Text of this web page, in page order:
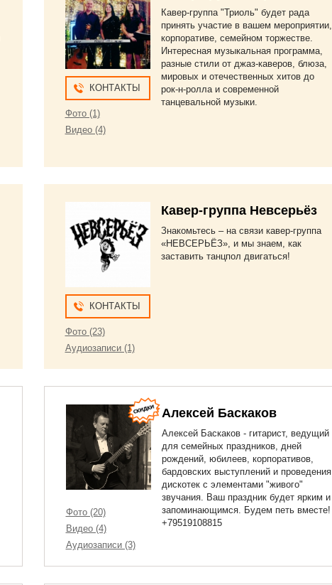
КОНТАКТЫ
Фото (1)
Видео (4)
Кавер-группа "Триоль" будет рада
принять участие в вашем мероприятии,
корпоративе, семейном торжестве.
Интересная музыкальная программа,
разные стили от джаз-каверов, блюза,
мировых и отечественных хитов до
рок-н-ролла и современной
танцевальной музыки.
КОНТАКТЫ
Фото (23)
Аудиозаписи (1)
Кавер-группа Невсерьёз
Знакомьтесь – на связи кавер-группа
«НЕВСЕРЬЁЗ», и мы знаем, как
заставить танцпол двигаться!
Фото (20)
Видео (4)
Аудиозаписи (3)
Алексей Баскаков
Алексей Баскаков - гитарист, ведущий
для семейных праздников, дней
рождений, юбилеев, корпоративов,
бардовских выступлений и проведения
дискотек с элементами "живого"
звучания. Ваш праздник будет ярким и
запоминающимся. Будем петь вместе!
+79519108815